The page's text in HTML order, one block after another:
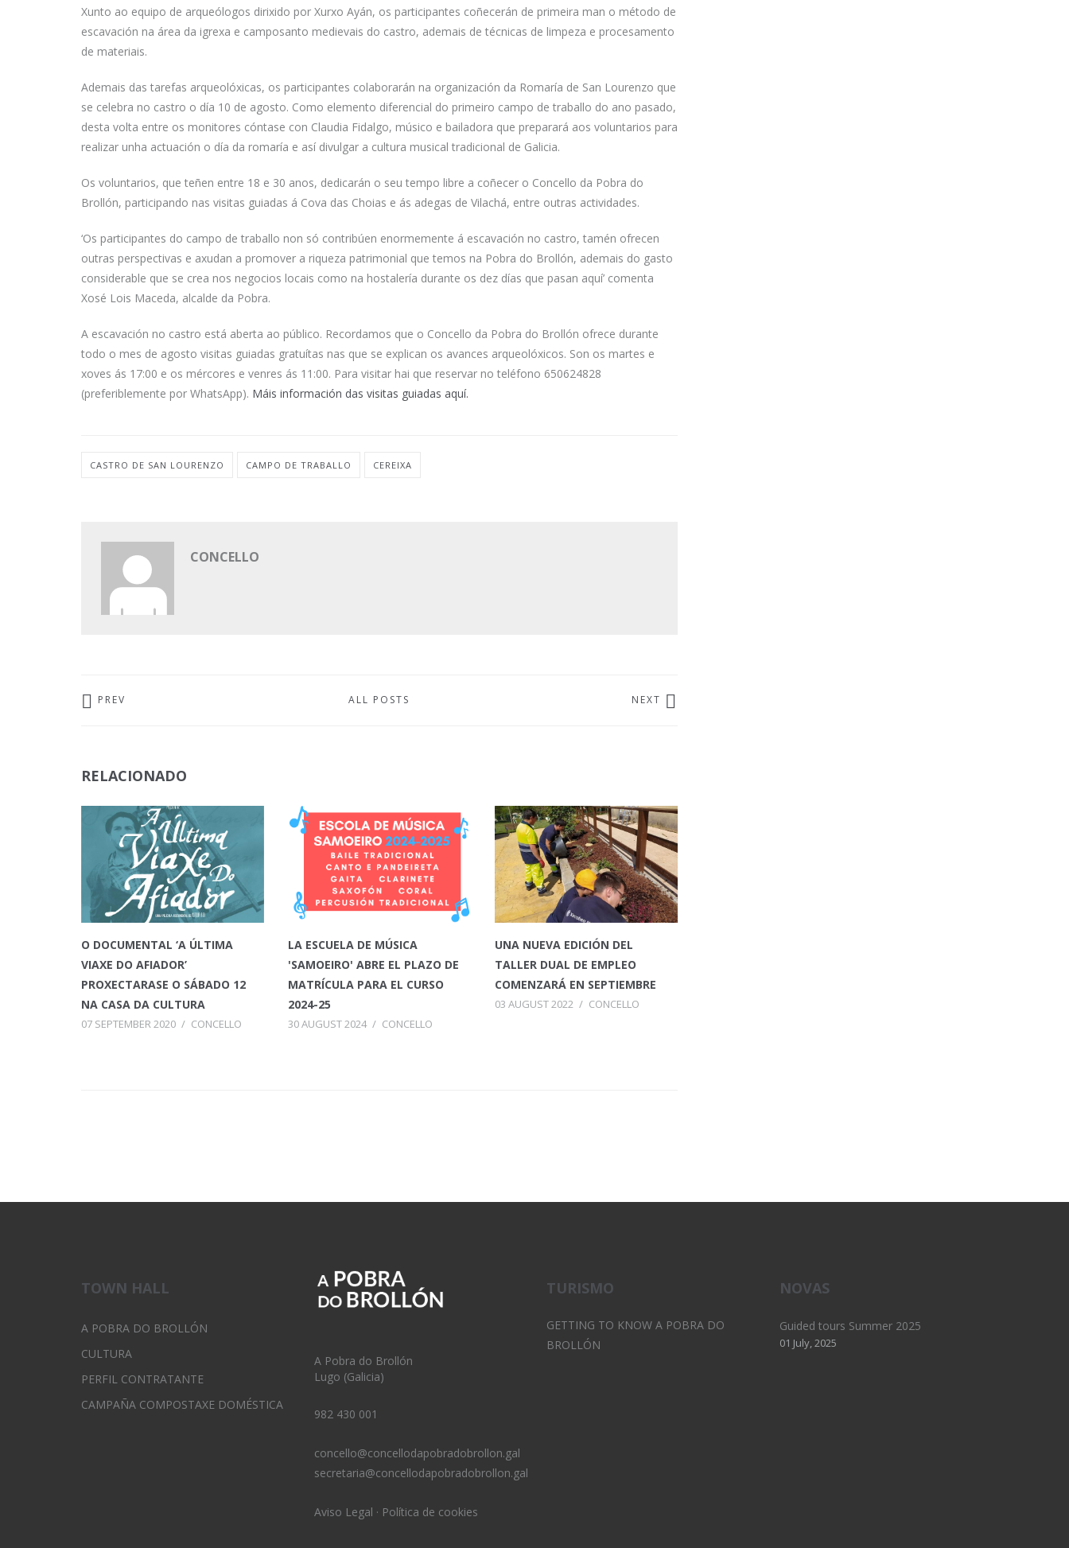
Xunto ao equipo de arqueólogos dirixido por Xurxo Ayán, os participantes coñecerán de primeira man o método de
escavación na área da igrexa e camposanto medievais do castro, ademais de técnicas de limpeza e procesamento
de materiais.
Ademais das tarefas arqueolóxicas, os participantes colaborarán na organización da Romaría de San Lourenzo que
se celebra no castro o día 10 de agosto. Como elemento diferencial do primeiro campo de traballo do ano pasado,
desta volta entre os monitores cóntase con Claudia Fidalgo, músico e bailadora que preparará aos voluntarios para
realizar unha actuación o día da romaría e así divulgar a cultura musical tradicional de Galicia.
Os voluntarios, que teñen entre 18 e 30 anos, dedicarán o seu tempo libre a coñecer o Concello da Pobra do
Brollón, participando nas visitas guiadas á Cova das Choias e ás adegas de Vilachá, entre outras actividades.
‘Os participantes do campo de traballo non só contribúen enormemente á escavación no castro, tamén ofrecen
outras perspectivas e axudan a promover a riqueza patrimonial que temos na Pobra do Brollón, ademais do gasto
considerable que se crea nos negocios locais como na hostalería durante os dez días que pasan aquí’ comenta
Xosé Lois Maceda, alcalde da Pobra.
A escavación no castro está aberta ao público. Recordamos que o Concello da Pobra do Brollón ofrece durante
todo o mes de agosto visitas guiadas gratuítas nas que se explican os avances arqueolóxicos. Son os martes e
xoves ás 17:00 e os mércores e venres ás 11:00. Para visitar hai que reservar no teléfono 650624828
(preferiblemente por WhatsApp). Máis información das visitas guiadas aquí.
CASTRO DE SAN LOURENZO CAMPO DE TRABALLO CEREIXA
CONCELLO
PREV ALL POSTS NEXT
RELACIONADO
O DOCUMENTAL ‘A ÚLTIMA
VIAXE DO AFIADOR’
PROXECTARASE O SÁBADO 12
NA CASA DA CULTURA
07 SEPTEMBER 2020 / CONCELLO
LA ESCUELA DE MÚSICA
'SAMOEIRO' ABRE EL PLAZO DE
MATRÍCULA PARA EL CURSO
2024-25
30 AUGUST 2024 / CONCELLO
UNA NUEVA EDICIÓN DEL
TALLER DUAL DE EMPLEO
COMENZARÁ EN SEPTIEMBRE
03 AUGUST 2022 / CONCELLO
TOWN HALL
A POBRA DO BROLLÓN
CULTURA
PERFIL CONTRATANTE
CAMPAÑA COMPOSTAXE DOMÉSTICA
A Pobra do Brollón
Lugo (Galicia)
982 430 001
concello@concellodapobradobrollon.gal
secretaria@concellodapobradobrollon.gal
Aviso Legal · Política de cookies
TURISMO
GETTING TO KNOW A POBRA DO
BROLLÓN
NOVAS
Guided tours Summer 2025
01 July, 2025